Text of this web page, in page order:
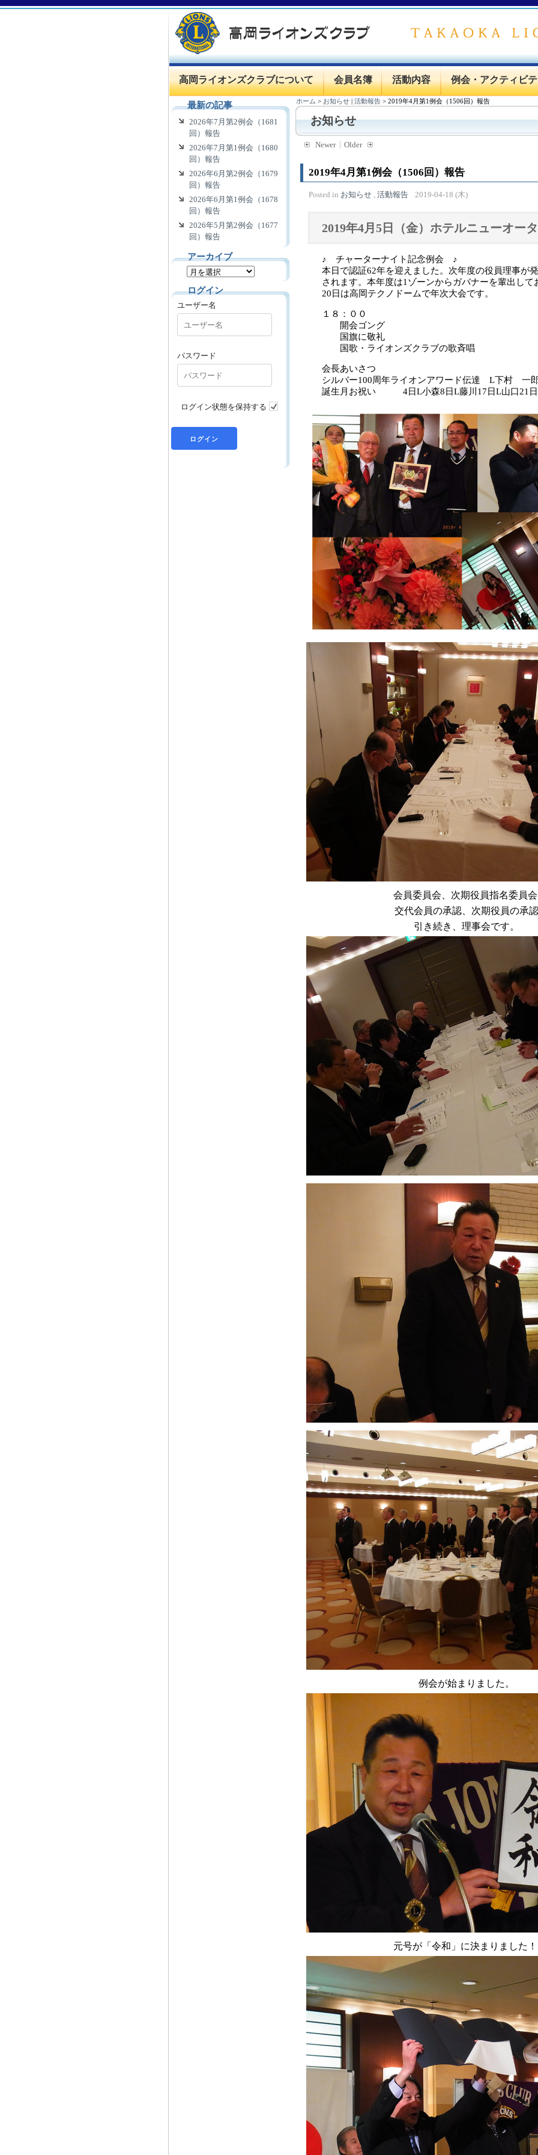
高岡ライオンズクラブについて 会員名簿 活動内容 例会・アクティビ
ホーム > お知らせ |活動報告 >2019年4月第1例会（1506回）報告
お知らせ
Newer Older
2019年4月第1例会（1506回）報告
Posted in お知らせ ,活動報告 2019-04-18 (木)
2019年4月5 日（金）ホテルニューオー
♪ チャーターナイト記念例会 ♪
本日で認証62年を迎えました。次年度の役員理事が
されます。本年度は1ゾーンからガバナーを輩出して
20日は高岡テクノドームで年次大会です。
１８：００
開会ゴ
国旗に敬
国歌・ライオンズクラブの歌斉唱
会長あいさつ
シルバー100周年ライオンアワード伝達 L下村
誕生月お祝い 4日L小森8日L藤川17日L山口21日
会員委員会、次期役員指名委員会
交代会員の承認、次期役員の承認
引き続き、理事会です。
例会が始まりました。
元号が「令和」に決まりました！
最新の記事
2026年7月第2例会（1681
回）報告
2026年7月第1例会（1680
回）報告
2026年6月第2例会（1679
回）報告
2026年6月第1例会（1678
回）報告
2026年5月第2例会（1677
回）報告
アーカイブ
ログイン
ユーザー名
パスワード
ログイン状態を保持する